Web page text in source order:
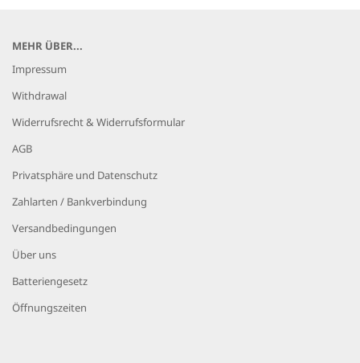
MEHR ÜBER...
Impressum
Withdrawal
Widerrufsrecht & Widerrufsformular
AGB
Privatsphäre und Datenschutz
Zahlarten / Bankverbindung
Versandbedingungen
Über uns
Batteriengesetz
Öffnungszeiten